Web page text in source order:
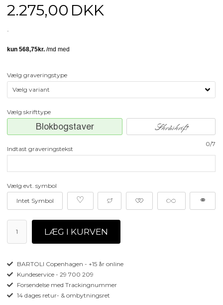
2.275,00 DKK
Vælg graveringstype
Vælg skrifttype
Blokbogstaver Skråskrift
0/7
Indtast graveringstekst
Vælg evt. symbol
Intet Symbol
♡ ≥ ≠ ∞ ⚭
BARTOLI Copenhagen - +15 år online
Kundeservice - 29 700 209
Forsendelse med Trackingnummer
14 dages retur- & ombytningsret